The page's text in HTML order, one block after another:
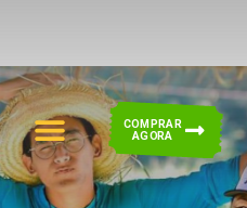
COMPRAR
AGORA